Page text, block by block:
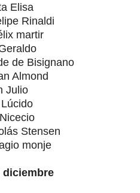
Elisa
Rinaldi
martir
de Bisignano
Almond
Julio
Stensen
monje
diciembre